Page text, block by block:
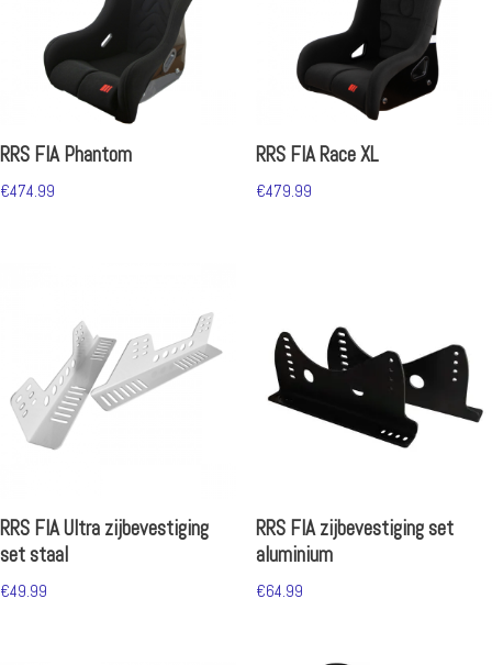
RRS FIA Phantom
€474.99
RRS FIA Race XL
€479.99
RRS FIA Ultra zijbevestiging
set staal
€49.99
RRS FIA zijbevestiging set
aluminium
€64.99